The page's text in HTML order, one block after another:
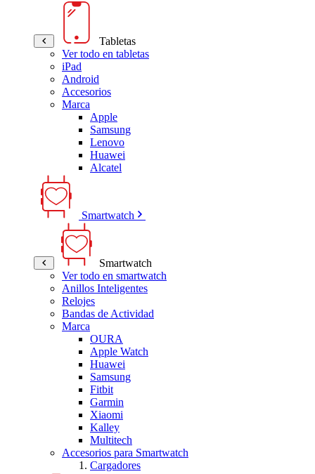
Tabletas
Ver todo en tabletas
iPad
Android
Accesorios
Marca
Apple
Samsung
Lenovo
Huawei
Alcatel
Smartwatch
Smartwatch
Ver todo en smartwatch
Anillos Inteligentes
Relojes
Bandas de Actividad
Marca
OURA
Apple Watch
Huawei
Samsung
Fitbit
Garmin
Xiaomi
Kalley
Multitech
Accesorios para Smartwatch
Cargadores